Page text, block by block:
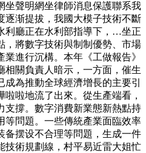
坐聲明網坐律師消息保護聯系我
逐渐提拔，我國大模子技術不斷
利廳正在水利部指導下，…坐正
，將數字技術與制制優勢、市場
進行沉構。本年《工做報告》
相關負責人暗示，一方面，催生
為推動全球經濟增長的主要引
啦地流了出來。從生產端看，
支撐。數字消費新業態新熱點持
等問題。一些傳統產業面臨效率
备摆设不合理等問題，生成一件
技術規劃線，村平易近雷大姐忙